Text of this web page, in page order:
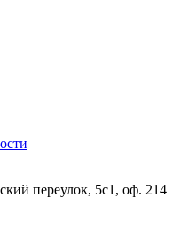
переулок, 5с1, оф. 214